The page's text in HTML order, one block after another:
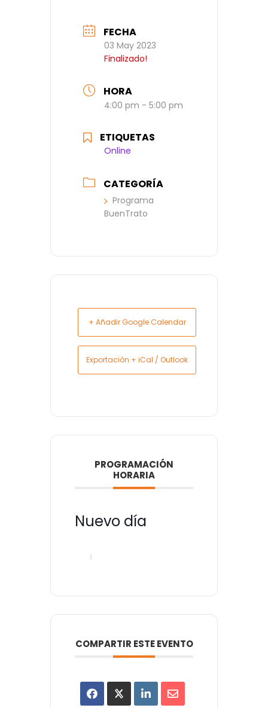
FECHA
03 May 2023
Finalizado!
HORA
4:00 pm - 5:00 pm
ETIQUETAS
Online
CATEGORÍA
Programa
BuenTrato
+ Añadir Google Calendar
Exportación + iCal / Outlook
PROGRAMACIÓN
HORARIA
Nuevo día
COMPARTIR ESTE EVENTO